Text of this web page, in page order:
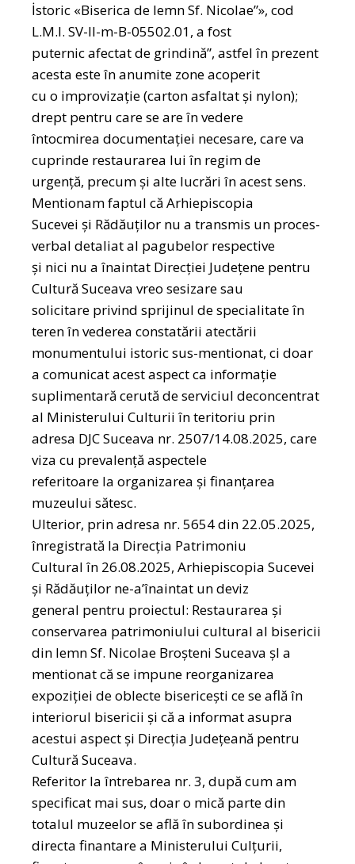
İstoric «Biserica de lemn Sf. Nicolae”», cod
L.M.I. SV-II-m-B-05502.01, a fost
puternic afectat de grindină”, astfel în prezent
acesta este în anumite zone acoperit
cu o improvizație (carton asfaltat şi nylon);
drept pentru care se are în vedere
întocmirea documentaţiei necesare, care va
cuprinde restaurarea lui în regim de
urgenţă, precum şi alte lucrări în acest sens.
Mentionam faptul că Arhiepiscopia
Sucevei şi Rădăuţilor nu a transmis un proces-
verbal detaliat al pagubelor respective
şi nici nu a înaintat Direcţiei Judeţene pentru
Cultură Suceava vreo sesizare sau
solicitare privind sprijinul de specialitate în
teren în vederea constatării atectării
monumentului istoric sus-mentionat, ci doar
a comunicat acest aspect ca informaţie
suplimentară cerută de serviciul deconcentrat
al Ministerului Culturii în teritoriu prin
adresa DJC Suceava nr. 2507/14.08.2025, care
viza cu prevalenţă aspectele
referitoare la organizarea şi finanțarea
muzeului sătesc.
Ulterior, prin adresa nr. 5654 din 22.05.2025,
înregistrată la Direcţia Patrimoniu
Cultural în 26.08.2025, Arhiepiscopia Sucevei
şi Rădăuţilor ne-a’înaintat un deviz
general pentru proiectul: Restaurarea şi
conservarea patrimoniului cultural al bisericii
din lemn Sf. Nicolae Broşteni Suceava șl a
mentionat că se impune reorganizarea
expoziției de oblecte bisericeşti ce se află în
interiorul bisericii şi că a informat asupra
acestui aspect şi Direcţia Județeană pentru
Cultură Suceava.
Referitor la întrebarea nr. 3, după cum am
specificat mai sus, doar o mică parte din
totalul muzeelor se află în subordinea şi
directa finantare a Ministerului Culţurii,